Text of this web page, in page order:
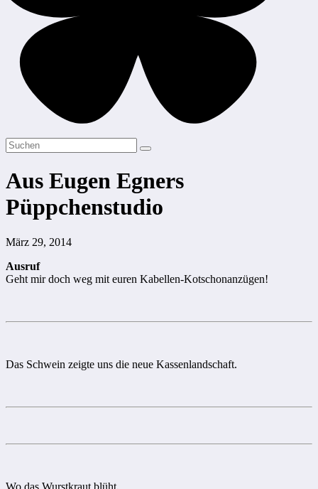
Aus Eugen Egners
Püppchenstudio
März 29, 2014
Ausruf
Geht mir doch weg mit euren Kabellen-Kotschonanzügen!
Das Schwein zeigte uns die neue Kassenlandschaft.
Wo das Wurstkraut blüht,